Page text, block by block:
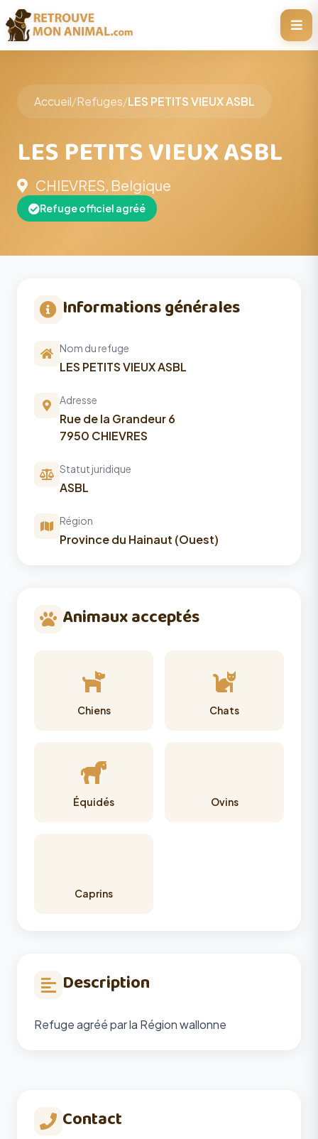
Accueil/Refuges/LES PETITS VIEUX ASBL
LES PETITS VIEUX ASBL
CHIEVRES, Belgique
Refuge officiel agréé
Informations générales
Nom du refuge
LES PETITS VIEUX ASBL
Adresse
Rue de la Grandeur 6
7950 CHIEVRES
Statut juridique
ASBL
Région
Province du Hainaut (Ouest)
Animaux acceptés
Chiens Chats
Équidés Ovins
Caprins
Description
Refuge agréé par la Région wallonne
Contact